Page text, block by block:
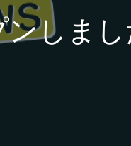
しまし